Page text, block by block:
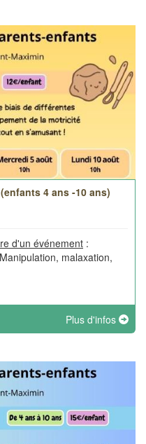
4 ans -10 ans)
d'un événement :
malaxation,
Plus d'infos